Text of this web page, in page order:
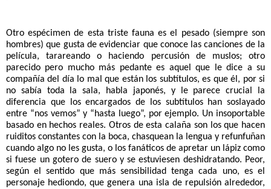
Otro espécimen de esta triste fauna es el pesado (siempre son
hombres) que gusta de evidenciar que conoce las canciones de la
película, tarareando o haciendo percusión de muslos; otro
parecido pero mucho más pedante es aquel que le dice a su
compañía del día lo mal que están los subtítulos, es que él, por si
no sabía toda la sala, habla japonés, y le parece crucial la
diferencia que los encargados de los subtítulos han soslayado
entre “nos vemos” y “hasta luego”, por ejemplo. Un insoportable
basado en hechos reales. Otros de esta calaña son los que hacen
ruiditos constantes con la boca, chasquean la lengua y refunfuñan
cuando algo no les gusta, o los fanáticos de apretar un lápiz como
si fuese un gotero de suero y se estuviesen deshidratando. Peor,
según el sentido que más sensibilidad tenga cada uno, es el
personaje hediondo, que genera una isla de repulsión alrededor,